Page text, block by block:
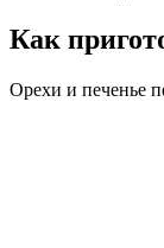
Как
Орехи и печенье